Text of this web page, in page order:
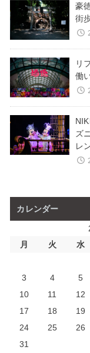
豪
街
リ
働
ズ
レ
カレンダー
月
火 水
3
4 5
10
11 12
17
18 19
24
25 26
31